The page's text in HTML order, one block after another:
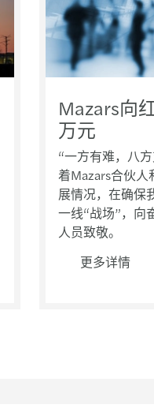
Mazars向
万元
“一方有难，八
着Mazars合伙
展情况，在确保
一线“战场”，向
人员致敬。
更多详情